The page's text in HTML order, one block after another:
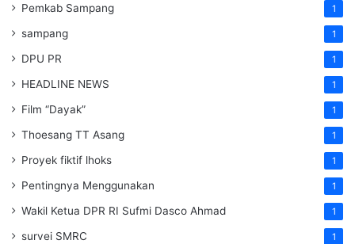
Pemkab Sampang 1
sampang 1
DPU PR 1
HEADLINE NEWS 1
Film “Dayak” 1
Thoesang TT Asang 1
Proyek fiktif lhoks 1
Pentingnya Menggunakan 1
Wakil Ketua DPR RI Sufmi Dasco Ahmad 1
survei SMRC 1